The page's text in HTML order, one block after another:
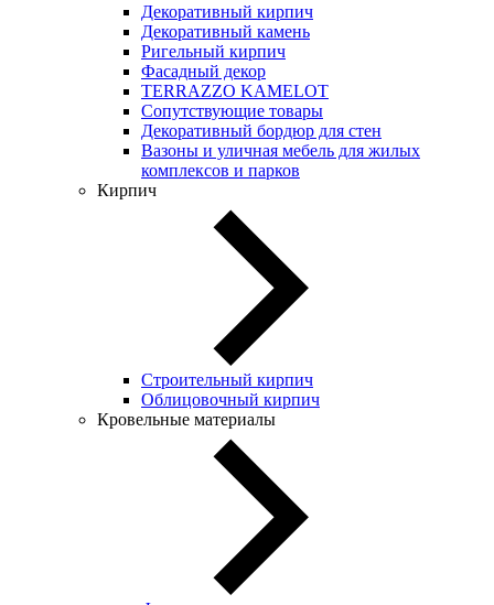
Декоративный кирпич
Декоративный камень
Ригельный кирпич
Фасадный декор
TERRAZZO KAMELOT
Сопутствующие товары
Декоративный бордюр для стен
Вазоны и уличная мебель для жилых
комплексов и парков
Кирпич
Строительный кирпич
Облицовочный кирпич
Кровельные материалы